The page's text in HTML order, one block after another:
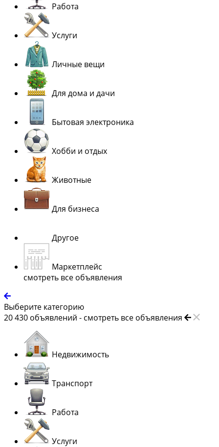
Работа
Услуги
Личные вещи
Для дома и дачи
Бытовая электроника
Хобби и отдых
Животные
Для бизнеса
Другое
Маркетплейс
смотреть все объявления
Выберите категорию
20 430 объявлений - смотреть все объявления
Недвижимость
Транспорт
Работа
Услуги